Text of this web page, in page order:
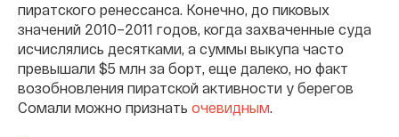
пиратского ренессанса. Конечно, до пиковых
значений 2010–2011 годов, когда захваченные суда
исчислялись десятками, а суммы выкупа часто
превышали $5 млн за борт, еще далеко, но факт
возобновления пиратской активности у берегов
Сомали можно признать очевидным.